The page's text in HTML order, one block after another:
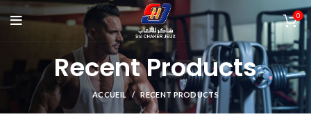
0
Recent Products
ACCUEIL RECENT PRODUCTS